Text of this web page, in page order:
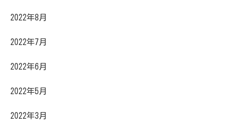
2022年8月
2022年7月
2022年6月
2022年5月
2022年3月